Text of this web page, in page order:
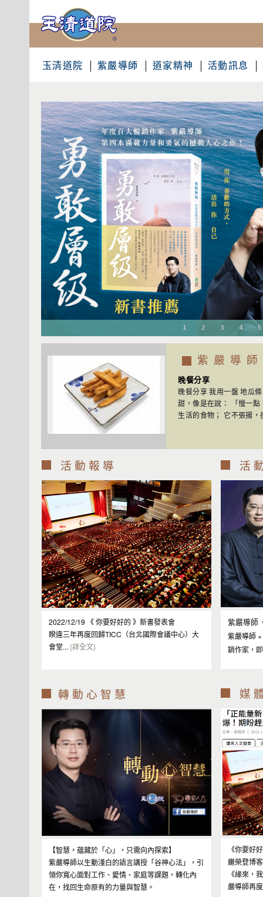
玉清道院 紫嚴導師 道家精神 活動訊息
1 2 3 4 5
紫 嚴 導
晚餐分享
晚餐分享 我用一盤 地瓜
甜，像是在說： 「慢一
生活的食物； 它不張揚，
活 動 報 導
2022/12/19 《 你要好好的 》新書發表會
睽違三年再度回歸TICC（台北國際會議中心）大
會堂... (詳全文)
轉 動 心 智 慧
【智慧，蘊藏於「心」，只需向內探索】
紫嚴導師以生動淺白的語言講授「谷神心法」，引
領你寬心面對工作、愛情、家庭等課題，轉化內
在，找回生命原有的力量與智慧。
活
紫嚴導師
紫嚴導師
銷作家，
媒
《你要好
繼榮登博
《緣來，
嚴導師再